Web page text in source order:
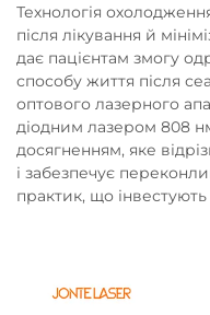
Технологія
після лікування й
дає пацієнтам змогу
способу життя після
оптового лазерного
діодним лазером 808
досягненням, яке
і забезпечує
практик, що